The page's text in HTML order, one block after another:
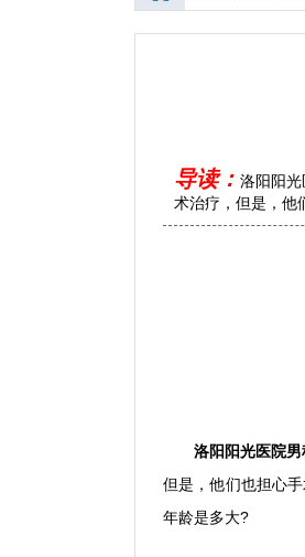
导读： 洛阳阳
术治疗，但是，他
洛阳阳光医院
但是，他们也担心
年龄是多大?